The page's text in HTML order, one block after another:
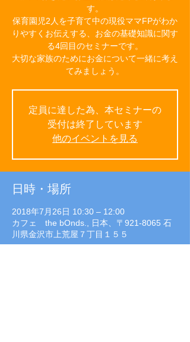
す。
保育園児2人を子育て中の現役ママFPがわか
りやすくお伝えする、お金の基礎知識に関す
る4回目のセミナーです。
大切な家族のためにお金について一緒に考え
てみましょう。
定員に達した為、本セミナーの
受付は終了しています
他のイベントを見る
日時・場所
2018年7月26日 10:30 – 12:00
カフェ the bOnds., 日本、〒921-8065 石
川県金沢市上荒屋７丁目１５５